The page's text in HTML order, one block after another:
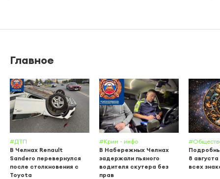
Главное
#ДТП
В Челнах Renault
Sandero перевернулся
после столкновения с
Toyota
#Крим - инфо
В Набережных Челнах
задержали пьяного
водителя скутера без
прав
8
всех